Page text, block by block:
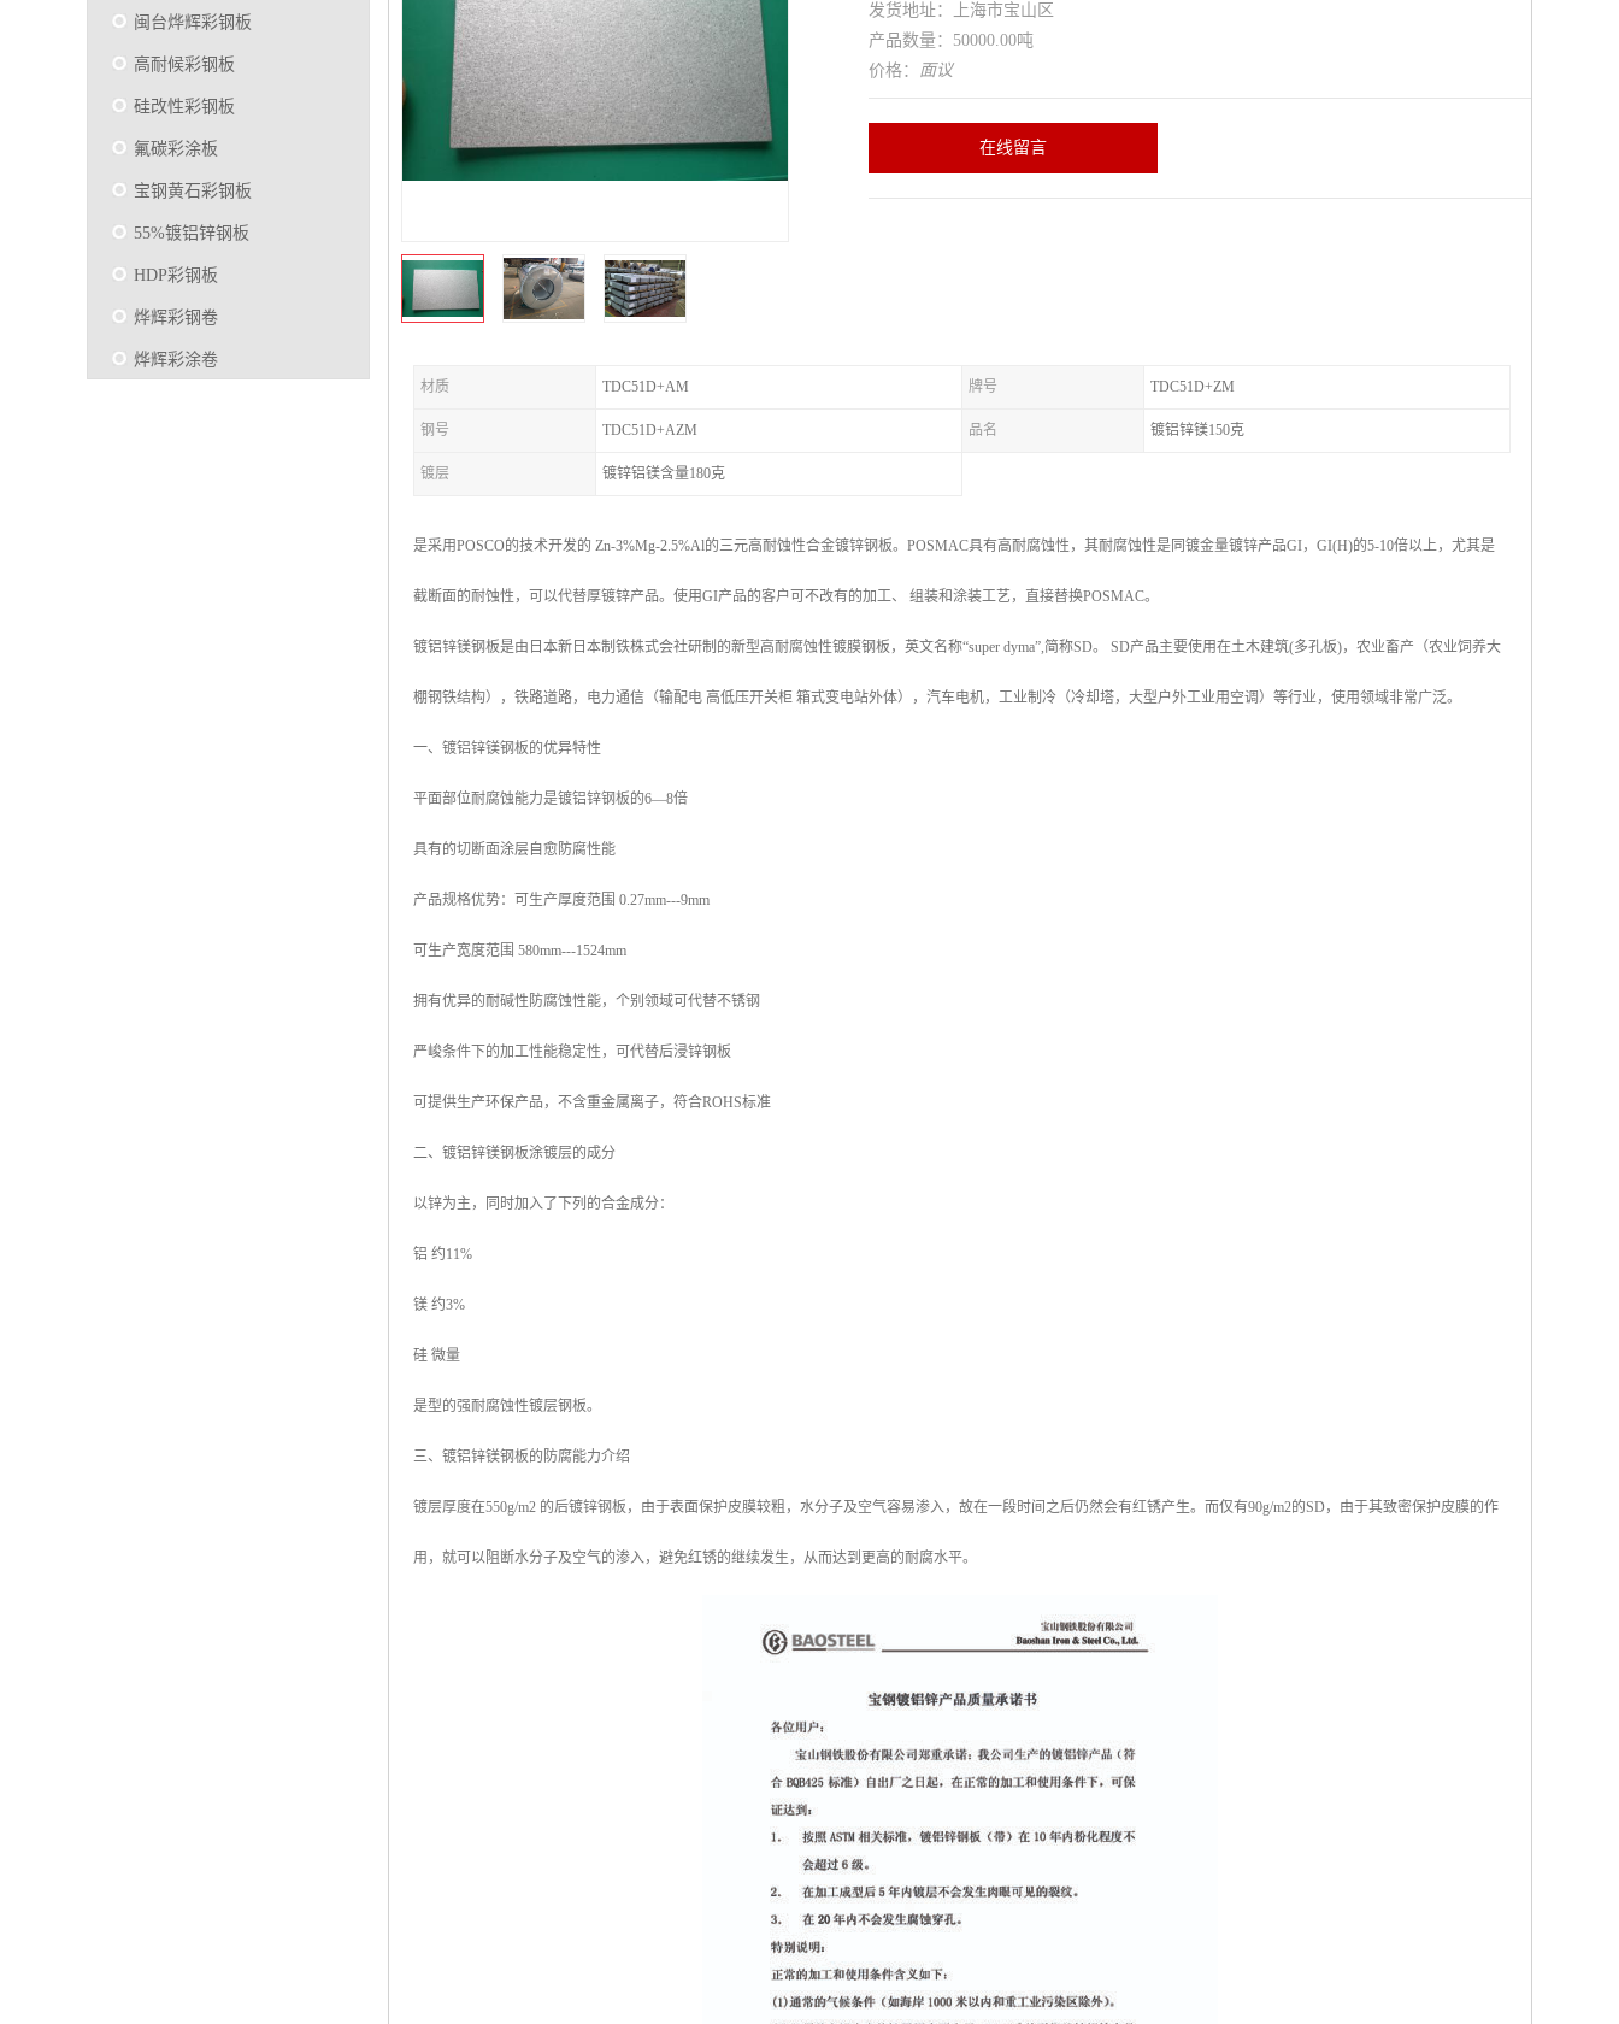
闽台烨辉彩钢板
高耐候彩钢板
硅改性彩钢板
氟碳彩涂板
宝钢黄石彩钢板
55%镀铝锌钢板
HDP彩钢板
烨辉彩钢卷
烨辉彩涂卷
发货地址：上海市宝山区
产品数量：50000.00吨
价格： 面议
在线留言
材质 TDC51D+AM 牌号 TDC51D+ZM
钢号 TDC51D+AZM 品名 镀铝锌镁150克
镀层 镀锌铝镁含量180克
是采用POSCO的技术开发的 Zn-3%Mg-2.5%Al的三元高耐蚀性合金镀锌钢板。POSMAC具有高耐腐蚀性，其耐腐蚀性是同镀金量镀锌产品GI，GI(H)的5-10倍以上，尤其是
截断面的耐蚀性，可以代替厚镀锌产品。使用GI产品的客户可不改有的加工、 组装和涂装工艺，直接替换POSMAC。
镀铝锌镁钢板是由日本新日本制铁株式会社研制的新型高耐腐蚀性镀膜钢板，英文名称“super dyma”,简称SD。 SD产品主要使用在土木建筑(多孔板)，农业畜产（农业饲养大
棚钢铁结构），铁路道路，电力通信（输配电 高低压开关柜 箱式变电站外体），汽车电机，工业制冷（冷却塔，大型户外工业用空调）等行业，使用领域非常广泛。
一、镀铝锌镁钢板的优异特性
平面部位耐腐蚀能力是镀铝锌钢板的6—8倍
具有的切断面涂层自愈防腐性能
产品规格优势：可生产厚度范围 0.27mm---9mm
可生产宽度范围 580mm---1524mm
拥有优异的耐碱性防腐蚀性能，个别领域可代替不锈钢
严峻条件下的加工性能稳定性，可代替后浸锌钢板
可提供生产环保产品，不含重金属离子，符合ROHS标准
二、镀铝锌镁钢板涂镀层的成分
以锌为主，同时加入了下列的合金成分：
铝 约11%
镁 约3%
硅 微量
是型的强耐腐蚀性镀层钢板。
三、镀铝锌镁钢板的防腐能力介绍
镀层厚度在550g/m2 的后镀锌钢板，由于表面保护皮膜较粗，水分子及空气容易渗入，故在一段时间之后仍然会有红锈产生。而仅有90g/m2的SD，由于其致密保护皮膜的作
用，就可以阻断水分子及空气的渗入，避免红锈的继续发生，从而达到更高的耐腐水平。